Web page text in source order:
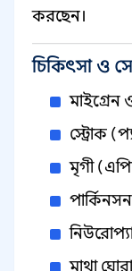
করছেন।
চিকিৎসা ও
মাইগ্রেন
স্ট্রোক
মৃগী
মাথা